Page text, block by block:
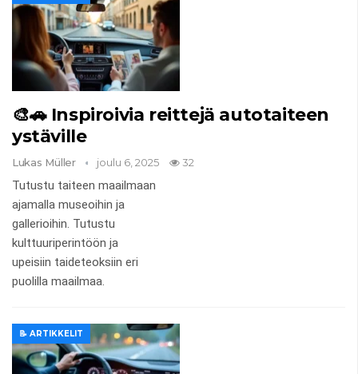
🎨🚗 Inspiroivia reittejä autotaiteen
ystäville
Lukas Müller joulu 6, 2025 32
Tutustu taiteen maailmaan
ajamalla museoihin ja
gallerioihin. Tutustu
kulttuuriperintöön ja
upeisiin taideteoksiin eri
puolilla maailmaa.
📝 ARTIKKELIT